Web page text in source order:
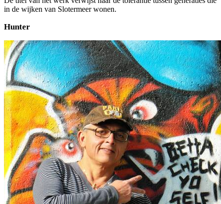
in de wijken van Slotermeer wonen.
Hunter